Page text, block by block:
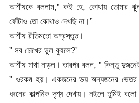
আশীষকে বললাম,” কই হে, কোথায় তোমার
ফোঁটাও তো কোথাও দেখছি না।”
আশীষ রীতিমতো অপ্রস্তুত।
” সব চোখের ভুল বুঝলে?”
আশীষ মাথা নাড়ল। তারপর বলল, ” কিন্তু
” ওরকম হয়। একজনের ভয় অন্যজনের ভেতর
ধরনের কাল্পনিক দৃশ্য দেখায়। নইলে তুমিই বলো